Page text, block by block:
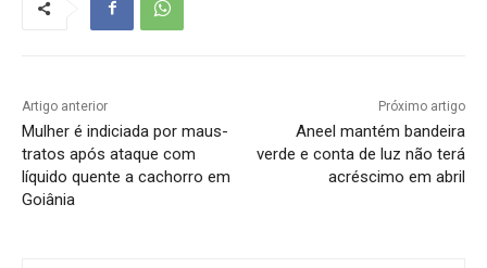
Artigo anterior
Mulher é indiciada por maus-
tratos após ataque com
líquido quente a cachorro em
Goiânia
Próximo artigo
Aneel mantém bandeira
verde e conta de luz não terá
acréscimo em abril